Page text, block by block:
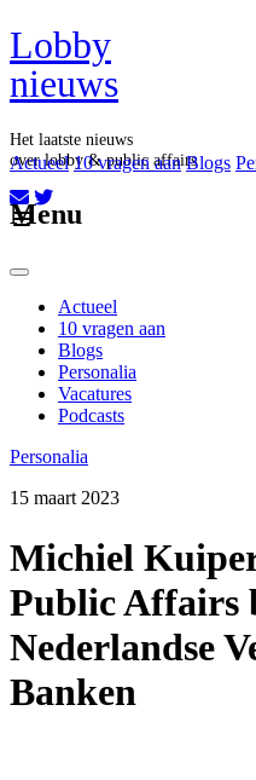
Lobby
nieuws
Het laatste nieuws
over lobby & public affairs
Aboneer op onze nieuwsbrief
Actueel 10 vragen aan Blogs
Menu
Actueel
10 vragen aan
Blogs
Personalia
Vacatures
Podcasts
Personalia
15 maart 2023
Michiel
Public Affairs
Nederlandse
Banken